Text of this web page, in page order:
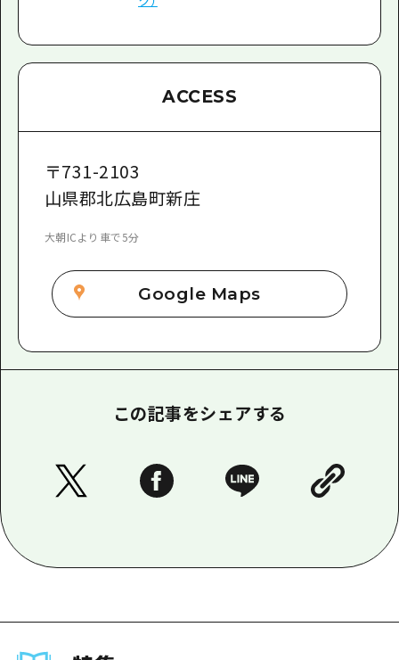
ACCESS
〒731-2103
山県郡北広島町新庄
大朝ICより車で5分
Google Maps
この記事をシェアする